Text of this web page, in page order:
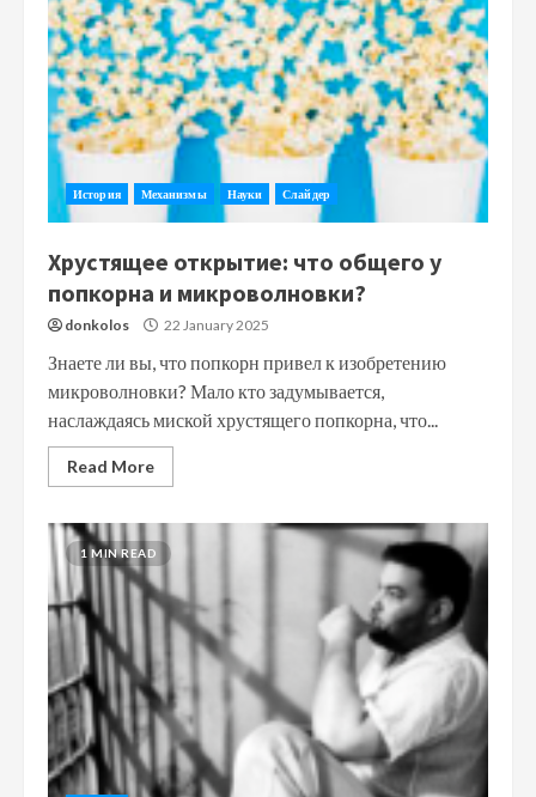
История Механизмы Науки Слайдер
Хрустящее открытие: что общего у
попкорна и микроволновки?
donkolos 22 January 2025
Знаете ли вы, что попкорн привел к изобретению
микроволновки? Мало кто задумывается,
наслаждаясь миской хрустящего попкорна, что...
Read More
1 MIN READ